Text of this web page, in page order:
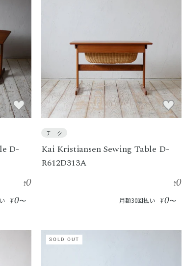
D-
¥0
¥0〜
チーク
Kai Kristiansen Sewing Table D-
R612D313A
¥0
月額30回払い ¥0〜
SOLD OUT